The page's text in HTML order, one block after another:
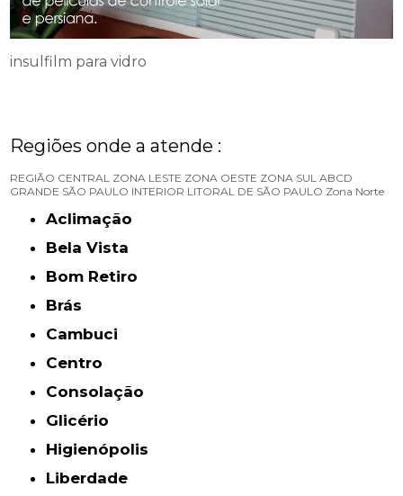
insulfilm para vidro
Regiões onde a atende :
REGIÃO CENTRAL ZONA LESTE ZONA OESTE ZONA SUL ABCD
GRANDE SÃO PAULO INTERIOR LITORAL DE SÃO PAULO Zona Norte
Aclimação
Bela Vista
Bom Retiro
Brás
Cambuci
Centro
Consolação
Glicério
Higienópolis
Liberdade